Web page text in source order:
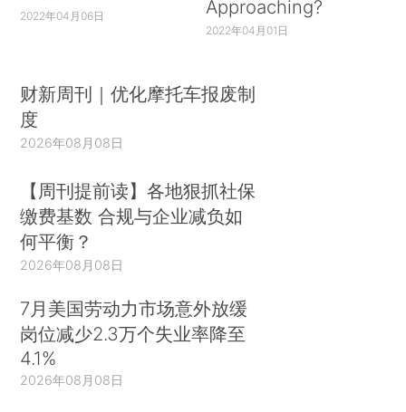
2022年04月06日
Approaching?
2022年04月01日
财新周刊｜优化摩托车报废制
度
2026年08月08日
【周刊提前读】各地狠抓社保
缴费基数 合规与企业减负如
何平衡？
2026年08月08日
7月美国劳动力市场意外放缓
岗位减少2.3万个失业率降至
4.1%
2026年08月08日